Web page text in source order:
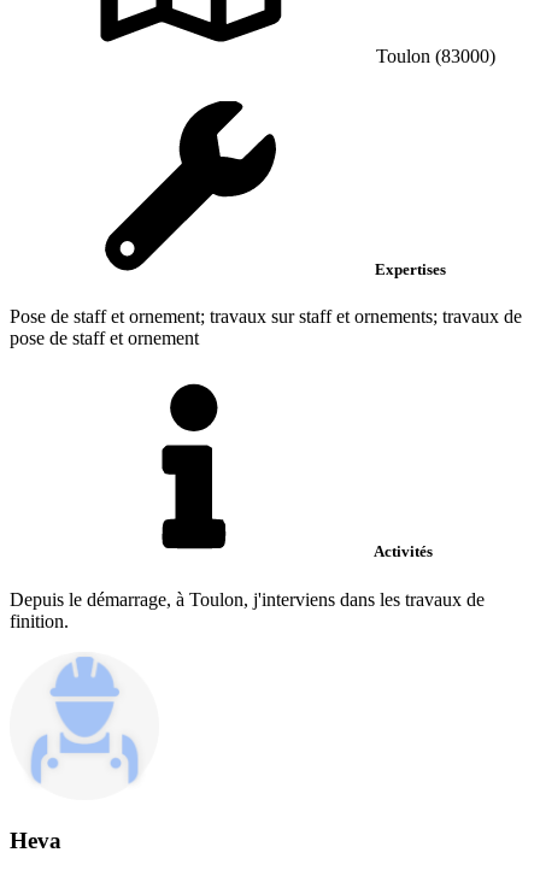
Toulon (83000)
Expertises
Pose de staff et ornement; travaux sur staff et ornements; travaux de
pose de staff et ornement
Activités
Depuis le démarrage, à Toulon, j'interviens dans les travaux de
finition.
Heva